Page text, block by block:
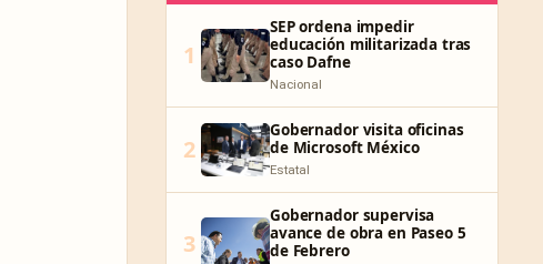
1
SEP ordena impedir
educación militarizada tras
caso Dafne
Nacional
2
Gobernador visita oficinas
de Microsoft México
Estatal
3
Gobernador supervisa
avance de obra en Paseo 5
de Febrero